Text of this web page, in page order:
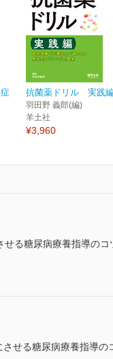
抗菌薬ドリル 実践
羽田野 義郎(編)
羊土社
¥3,960
せる糖尿病療養指導の
せる糖尿病療養指導の